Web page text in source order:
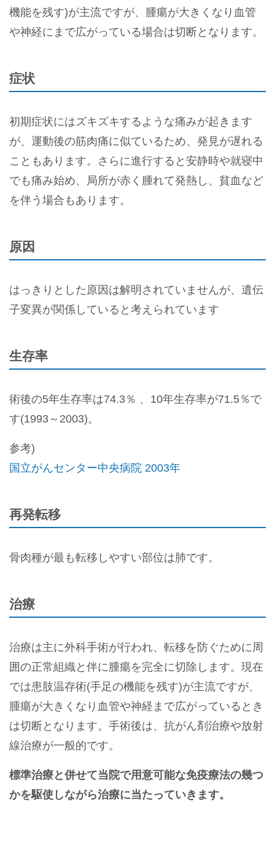
機能を残す)が主流ですが、腫瘍が大きくなり血管
や神経にまで広がっている場合は切断となります。
症状
初期症状にはズキズキするような痛みが起きます
が、運動後の筋肉痛に似ているため、発見が遅れる
こともあります。さらに進行すると安静時や就寝中
でも痛み始め、局所が赤く腫れて発熱し、貧血など
を伴う場合もあります。
原因
はっきりとした原因は解明されていませんが、遺伝
子変異が関係していると考えられています
生存率
術後の5年生存率は74.3％ 、10年生存率が71.5％で
す(1993～2003)。
参考)
国立がんセンター中央病院 2003年
再発転移
骨肉種が最も転移しやすい部位は肺です。
治療
治療は主に外科手術が行われ、転移を防ぐために周
囲の正常組織と伴に腫瘍を完全に切除します。現在
では患肢温存術(手足の機能を残す)が主流ですが、
腫瘍が大きくなり血管や神経まで広がっているとき
は切断となります。手術後は、抗がん剤治療や放射
線治療が一般的です。
標準治療と併せて当院で用意可能な免疫療法の幾つ
かを駆使しながら治療に当たっていきます。